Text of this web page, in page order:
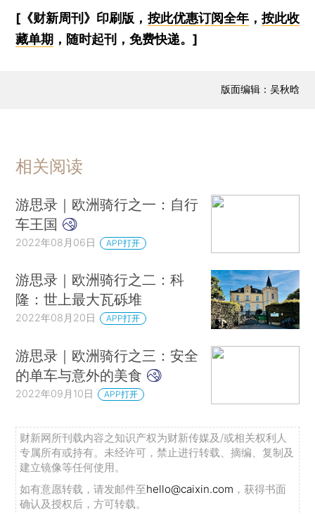
[《财新周刊》印刷版， 按此优惠订阅全年， 按此收
藏单期 ，随时起刊，免费快递。]
版面编辑：吴秋晗
相关阅读
游思录｜欧洲骑行之一：自行
车王国
2022年08月06日 APP打开
游思录｜欧洲骑行之二：科
隆：世上最大瓦砾堆
2022年08月20日 APP打开
游思录｜欧洲骑行之三：安全
的单车与意外的美食
2022年09月10日 APP打开
财新网所刊载内容之知识产权为财新传媒及/或相关权利人
专属所有或持有。未经许可，禁止进行转载、摘编、复制及
建立镜像等任何使用。
如有意愿转载，请发邮件至hello@caixin.com ，获得书面
确认及授权后，方可转载。